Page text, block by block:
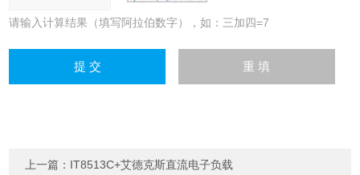
请输入计算结果（填写阿拉伯数字），如：三加四=7
上一篇： IT8513C+艾德克斯直流电子负载